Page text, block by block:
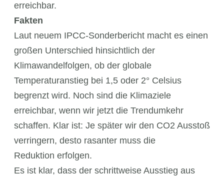
erreichbar.
Fakten
Laut neuem IPCC-Sonderbericht macht es einen
großen Unterschied hinsichtlich der
Klimawandelfolgen, ob der globale
Temperaturanstieg bei 1,5 oder 2° Celsius
begrenzt wird. Noch sind die Klimaziele
erreichbar, wenn wir jetzt die Trendumkehr
schaffen. Klar ist: Je später wir den CO2 Ausstoß
verringern, desto rasanter muss die
Reduktion erfolgen.
Es ist klar, dass der schrittweise Ausstieg aus